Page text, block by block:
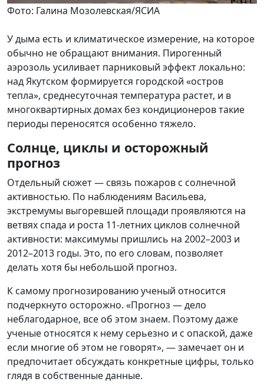
Фото: Галина Мозолевская/ЯСИА
У дыма есть и климатическое измерение, на которое
обычно не обращают внимания. Пирогенный
аэрозоль усиливает парниковый эффект локально:
над Якутском формируется городской «остров
тепла», среднесуточная температура растет, и в
многоквартирных домах без кондиционеров такие
периоды переносятся особенно тяжело.
Солнце, циклы и осторожный
прогноз
Отдельный сюжет — связь пожаров с солнечной
активностью. По наблюдениям Васильева,
экстремумы выгоревшей площади проявляются на
ветвях спада и роста 11-летних циклов солнечной
активности: максимумы пришлись на 2002–2003 и
2012–2013 годы. Это, по его словам, позволяет
делать хотя бы небольшой прогноз.
К самому прогнозированию ученый относится
подчеркнуто осторожно. «Прогноз — дело
неблагодарное, все об этом знаем. Поэтому даже
ученые относятся к нему серьезно и с опаской, даже
если многие об этом не говорят», — замечает он и
предпочитает обсуждать конкретные цифры, только
глядя в собственные данные.